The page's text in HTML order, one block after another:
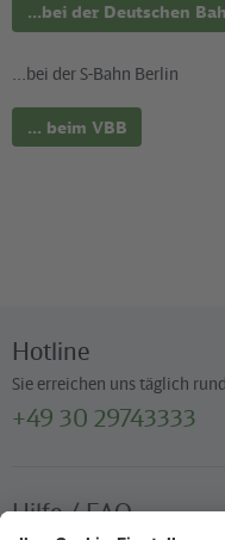
...bei der Deutschen
...bei der S-Bahn Berlin
... beim VBB
Hotline
Sie erreichen uns täglich
+49 30 29743333
Hilfe / FAQ